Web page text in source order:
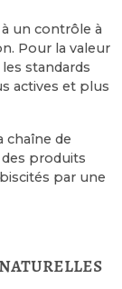
un contrôle à
Pour la valeur
standards
actives et plus
chaîne de
produits
par une
naturelles